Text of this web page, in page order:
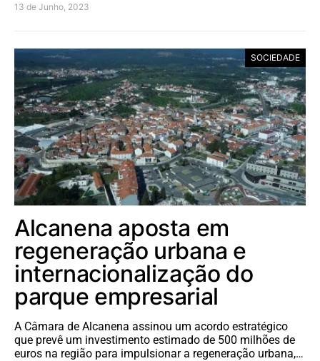
13 de Junho, 2023
SOCIEDADE
Alcanena aposta em
regeneração urbana e
internacionalização do
parque empresarial
A Câmara de Alcanena assinou um acordo estratégico
que prevê um investimento estimado de 500 milhões de
euros na região para impulsionar a regeneração urbana,…